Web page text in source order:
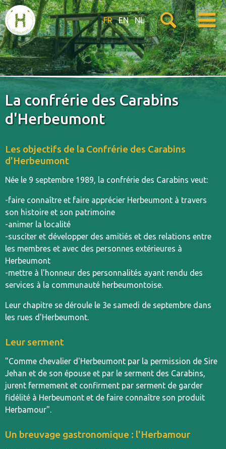
FR EN NL
La confrérie des Carabins
d'Herbeumont
Les objectifs de la Confrérie des Carabins
d'Herbeumont
Née le 9 septembre 1989, la confrérie des Carabins veut:
-faire connaître et faire apprécier Herbeumont à travers
son histoire et son patrimoine
-animer la localité
-susciter et développer des amitiés et des relations entre
les membres et avec des personnes extérieures à
Herbeumont
-mettre à l'honneur des personnalités ayant rendu des
services à la communauté herbeumontoise.
Leur chapitre se déroule le 3e samedi de septembre dans
les rues d'Herbeumont.
Leur serment
"Comme chevalier d'Herbeumont par la permission de Sire
Jehan et de son épouse et par le serment des Carabins,
jurent fermement et confirment par serment de garder
fidélité à Herbeumont et de faire connaître son produit
Herbamour".
Un breuvage gastronomique : l'Herbamour